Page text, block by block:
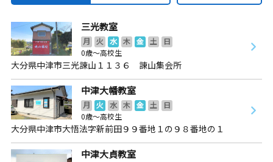
三光教室
月 火 水 木 金 土
日
0歳～高校生
大分県中津市三光諌山１１３６ 諌山集会所
中津大幡教室
月 火 水 木 金 土
日
0歳～高校生
大分県中津市大悟法字新前田９９番地１の９８番地の１
中津大貞教室